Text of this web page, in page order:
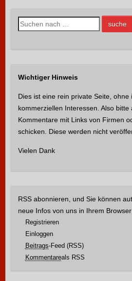
S
u
n
Wichtiger Hinweis
Dies ist eine rein private Seite, ohne
kommerziellen Interessen. Also bitte
Kommentare mit Links von Firmen
schicken. Diese werden nicht
Vielen Dank
RSS abonnieren, und Sie können
neue Infos von uns in Ihrem Browser
Registrieren
Einloggen
Beitrags-Feed (RSS)
Kommentareals RSS